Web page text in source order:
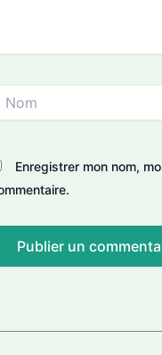
Enregistrer mon nom,